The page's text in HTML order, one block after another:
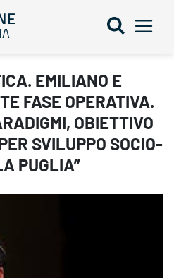
E LACATENA: “PARTE FASE
EMILIANO E
FASE OPERATIVA.
OBIETTIVO
SVILUPPO SOCIO-
PUGLIA”